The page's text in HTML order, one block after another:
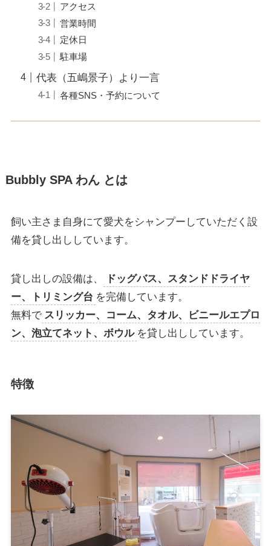
アクセス
営業時間
定休日
駐車場
代表（五嶋景子）より一言
各種SNS・予約について
Bubbly SPA わん とは
飼い主さま自身にて愛犬をシャンプーしていただく設
備を貸し出ししています。
貸し出しの設備は、
ドッグバス、スタンドドライヤ
ー、トリミング台 を完備しています。
無料で スリッカー、コーム、タオル、ビニールエプロ
ン、泡立てネット、ボウル を貸し出ししています。
特徴